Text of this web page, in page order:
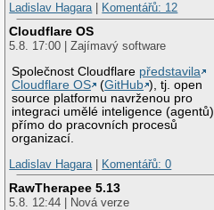
Ladislav Hagara| Komentářů: 12
Cloudflare OS
5.8. 17:00 | Zajímavý software
Společnost Cloudflare představila
Cloudflare OS
(GitHub ), tj. open
source platformu navrženou pro
integraci umělé inteligence (agentů)
přímo do pracovních procesů
organizací.
Ladislav Hagara| Komentářů: 0
RawTherapee 5.13
5.8. 12:44 | Nová verze